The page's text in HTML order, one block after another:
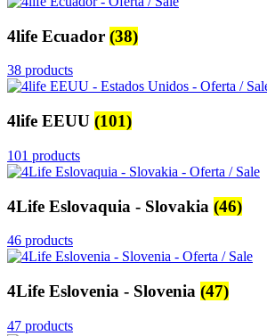
4life Ecuador (38)
38 products
4life EEUU (101)
101 products
4Life Eslovaquia - Slovakia (46)
46 products
4Life Eslovenia - Slovenia (47)
47 products